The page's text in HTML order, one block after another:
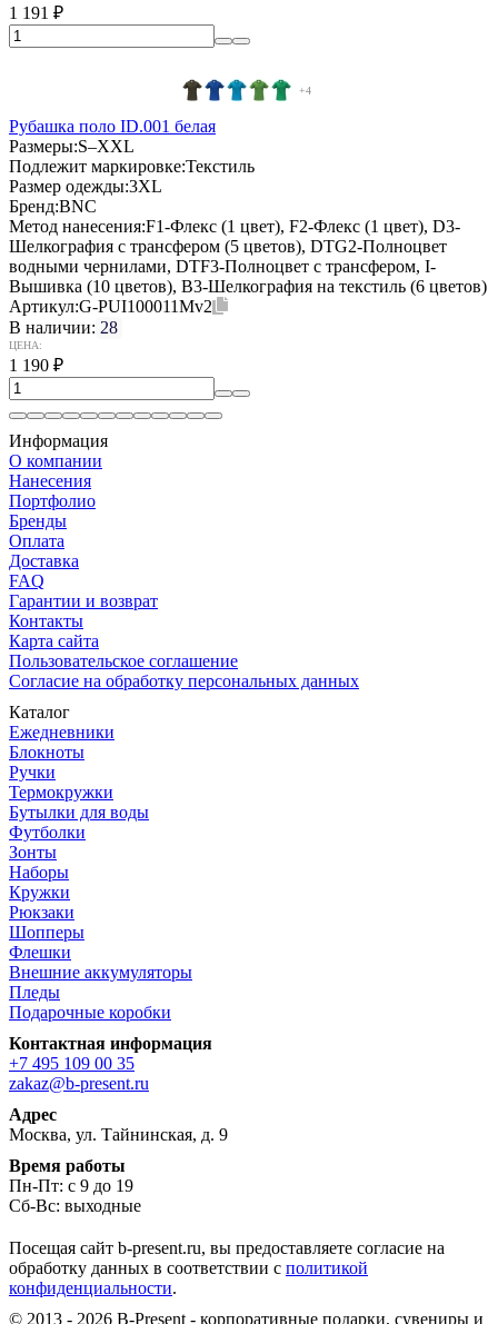
1 191 ₽
+4
Рубашка поло ID.001 белая
Размеры:S–XXL
Подлежит маркировке:Текстиль
Размер одежды:3XL
Бренд:BNC
Метод нанесения:F1-Флекс (1 цвет), F2-Флекс (1 цвет), D3-
Шелкография с трансфером (5 цветов), DTG2-Полноцвет
водными чернилами, DTF3-Полноцвет с трансфером, I-
Вышивка (10 цветов), B3-Шелкография на текстиль (6 цветов)
Артикул:G-PUI100011Mv2
В наличии: 28
ЦЕНА:
1 190 ₽
Информация
О компании
Нанесения
Портфолио
Бренды
Оплата
Доставка
FAQ
Гарантии и возврат
Контакты
Карта сайта
Пользовательское соглашение
Согласие на обработку персональных данных
Каталог
Ежедневники
Блокноты
Ручки
Термокружки
Бутылки для воды
Футболки
Зонты
Наборы
Кружки
Рюкзаки
Шопперы
Флешки
Внешние аккумуляторы
Пледы
Подарочные коробки
Контактная информация
+7 495 109 00 35
zakaz@b-present.ru
Адрес
Москва, ул. Тайнинская, д. 9
Время работы
Пн-Пт: с 9 до 19
Сб-Вс: выходные
Посещая сайт b-present.ru, вы предоставляете согласие на
обработку данных в соответствии с политикой
конфиденциальности.
© 2013 - 2026 B-Present - корпоративные подарки, сувениры и